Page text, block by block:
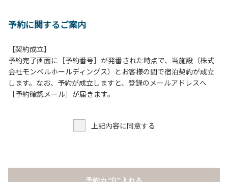
予約に関するご案内
【契約成立】
予約完了画面に［予約番号］が発番された時点で、当施設（株式
会社モンベルホールディングス）とお客様の間で宿泊契約が成立
します。なお、予約が成立しますと、登録のメールアドレスへ
［予約確認メール］が届きます。
上記内容に同意する